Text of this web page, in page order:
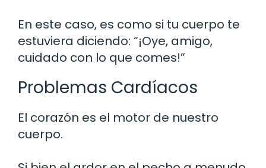
En este caso, es como si tu cuerpo te
estuviera diciendo: “¡Oye, amigo,
cuidado con lo que comes!”
Problemas Cardíacos
El corazón es el motor de nuestro
cuerpo.